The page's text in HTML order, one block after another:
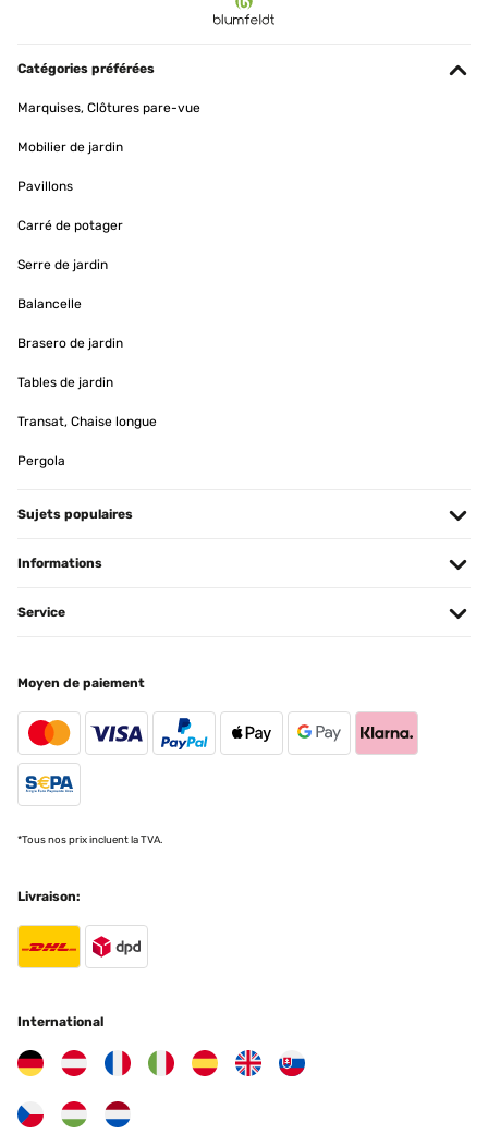
Catégories préférées
Marquises, Clôtures pare-vue
Mobilier de jardin
Pavillons
Carré de potager
Serre de jardin
Balancelle
Brasero de jardin
Tables de jardin
Transat, Chaise longue
Pergola
Sujets populaires
Informations
Service
Moyen de paiement
*Tous nos prix incluent la TVA.
Livraison:
International